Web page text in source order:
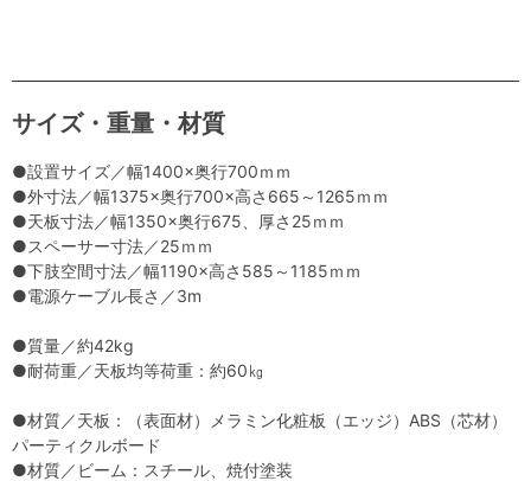
サイズ・重量・材質
●設置サイズ／幅1400×奥行700ｍｍ
●外寸法／幅1375×奥行700×高さ665～1265ｍｍ
●天板寸法／幅1350×奥行675、厚さ25ｍｍ
●スペーサー寸法／25ｍｍ
●下肢空間寸法／幅1190×高さ585～1185ｍｍ
●電源ケーブル長さ／3m
●質量／約42kg
●耐荷重／天板均等荷重：約60㎏
●材質／天板：（表面材）メラミン化粧板（エッジ）ABS（芯材）
パーティクルボード
●材質／ビーム：スチール、焼付塗装